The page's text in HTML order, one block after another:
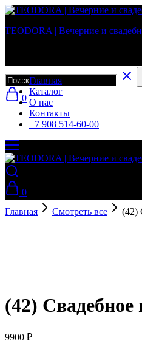
TEODORA | Вечерние и
0
Главная
Каталог
О нас
Контакты
+7 908 514-60-00
0
Главная
Смотреть все (42)
(42)
9900 ₽